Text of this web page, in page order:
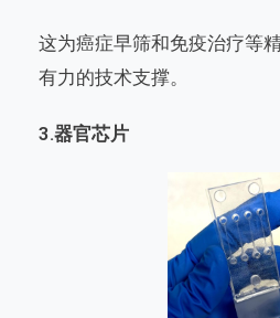
这为癌症早筛和免疫治疗等
有力的技术支撑。
3.器官芯片